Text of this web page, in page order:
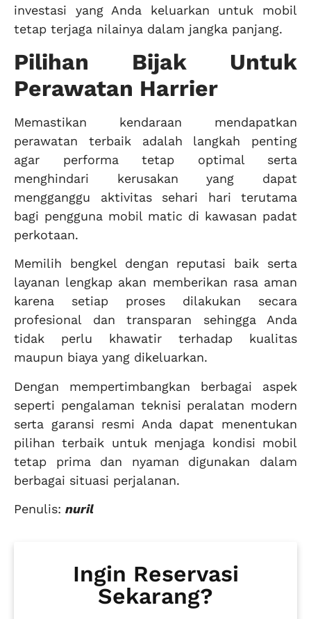
investasi yang Anda keluarkan untuk mobil
tetap terjaga nilainya dalam jangka panjang.
Pilihan Bijak Untuk
Perawatan Harrier
Memastikan kendaraan mendapatkan
perawatan terbaik adalah langkah penting
agar performa tetap optimal serta
menghindari kerusakan yang dapat
mengganggu aktivitas sehari hari terutama
bagi pengguna mobil matic di kawasan padat
perkotaan.
Memilih bengkel dengan reputasi baik serta
layanan lengkap akan memberikan rasa aman
karena setiap proses dilakukan secara
profesional dan transparan sehingga Anda
tidak perlu khawatir terhadap kualitas
maupun biaya yang dikeluarkan.
Dengan mempertimbangkan berbagai aspek
seperti pengalaman teknisi peralatan modern
serta garansi resmi Anda dapat menentukan
pilihan terbaik untuk menjaga kondisi mobil
tetap prima dan nyaman digunakan dalam
berbagai situasi perjalanan.
Penulis: nuril
Ingin Reservasi
Sekarang?